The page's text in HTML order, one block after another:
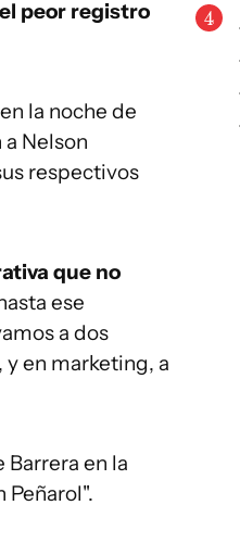
peor registro
la noche de
Nelson
respectivos
que no
ese
a dos
en marketing, a
en la
Peñarol".